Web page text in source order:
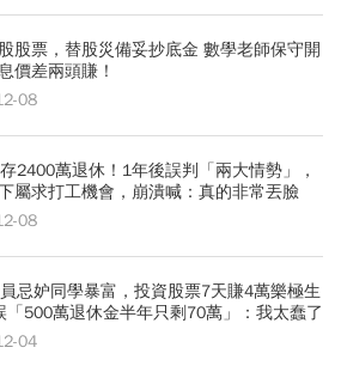
股票，替股災備妥抄底金 數學老師保守開
價差兩頭賺！
08
2400萬退休！1年後誤判「兩大情勢」，
屬求打工機會，崩潰喊：真的非常丟臉
08
忌妒同學暴富，投資股票7天賺4萬樂極生
「500萬退休金半年只剩70萬」：我太蠢了
04